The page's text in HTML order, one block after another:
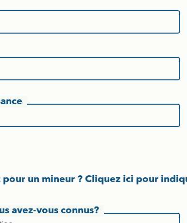
pour un mineur ? Cliquez ici pour
avez-vous connus?